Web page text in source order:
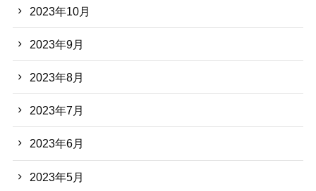
2023年10月
2023年9月
2023年8月
2023年7月
2023年6月
2023年5月